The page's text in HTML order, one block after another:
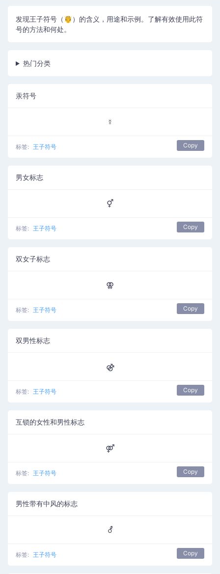
发现王子符号（🤴）的含义，用途和示例。了解有效使用此符
号的方法和何处。
热门分类
汞符号
☿
标签: 王子符号 Copy
男女标志
⚥
标签: 王子符号 Copy
双女子标志
⚢
标签: 王子符号 Copy
双男性标志
⚣
标签: 王子符号 Copy
互锁的女性和男性标志
⚤
标签: 王子符号 Copy
男性带有中风的标志
⚦
标签: 王子符号 Copy